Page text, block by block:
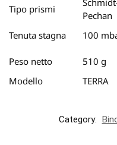
Tipo prismi
Pechan
Tenuta stagna 100
Peso netto
510 g
Modello
TERRA
Category: